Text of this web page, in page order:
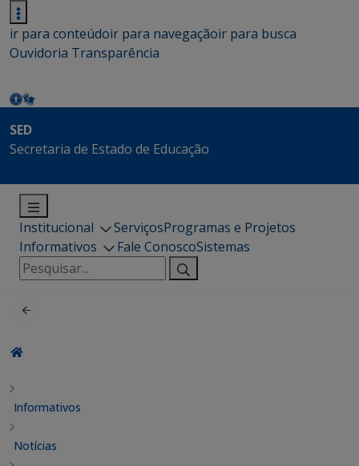
ir para conteúdoir para navegaçãoir para busca
Ouvidoria Transparência
SED
Secretaria de Estado de Educação
Institucional ServiçosProgramas e Projetos
Informativos
Fale ConoscoSistemas
Pesquisar
por:
Informativos
Notícias